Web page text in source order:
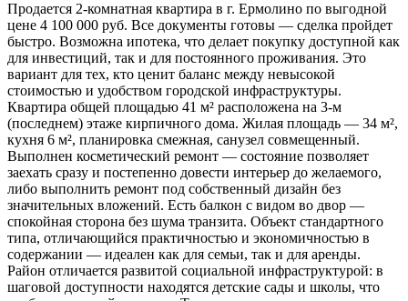
Продается 2‑комнатная квартира в г. Ермолино по выгодной
цене 4 100 000 руб. Все документы готовы — сделка пройдет
быстро. Возможна ипотека, что делает покупку доступной как
для инвестиций, так и для постоянного проживания. Это
вариант для тех, кто ценит баланс между невысокой
стоимостью и удобством городской инфраструктуры.
Квартира общей площадью 41 м² расположена на 3-м
(последнем) этаже кирпичного дома. Жилая площадь — 34 м²,
кухня 6 м², планировка смежная, санузел совмещенный.
Выполнен косметический ремонт — состояние позволяет
заехать сразу и постепенно довести интерьер до желаемого,
либо выполнить ремонт под собственный дизайн без
значительных вложений. Есть балкон с видом во двор —
спокойная сторона без шума транзита. Объект стандартного
типа, отличающийся практичностью и экономичностью в
содержании — идеален как для семьи, так и для аренды.
Район отличается развитой социальной инфраструктурой: в
шаговой доступности находятся детские сады и школы, что